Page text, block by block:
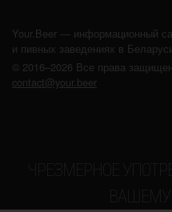
Your.Beer — информационный
и пивных заведениях в
© 2016–2026 Все права
contact@your.beer
ЧРЕЗМЕРНОЕ
ВАШЕМУ